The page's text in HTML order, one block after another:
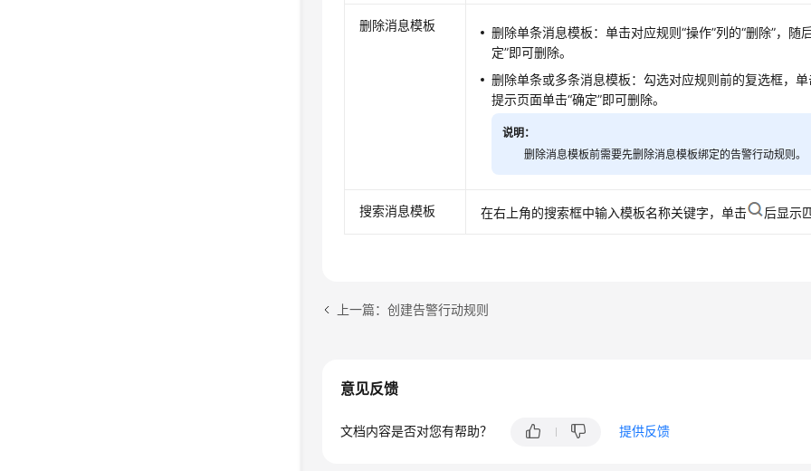
删除消息模板
删除单条消息模板：单击对应规则“操作”列的“删除”，随
定”即可删除。
删除单条或多条消息模板：勾选对应规则前的复选框，单
提示页面单击“确定”即可删除。
说明：
删除消息模板前需要先删除消息模板绑定的告警行动规则。
搜索消息模板 在右上角的搜索框中输入模板名称关键字，单击 后显示
上一篇：创建告警行动规则
意见反馈
文档内容是否对您有帮助？ 提供反馈